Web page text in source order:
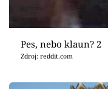
Pes, nebo klaun? 2
Zdroj: reddit.com